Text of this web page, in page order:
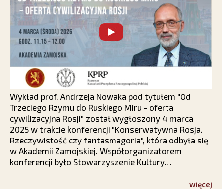
Wykład prof. Andrzeja Nowaka pod tytułem "Od
Trzeciego Rzymu do Ruskiego Miru - oferta
cywilizacyjna Rosji" został wygłoszony 4 marca
2025 w trakcie konferencji "Konserwatywna Rosja.
Rzeczywistość czy fantasmagoria", która odbyła się
w Akademii Zamojskiej. Współorganizatorem
konferencji było Stowarzyszenie Kultury
więcej